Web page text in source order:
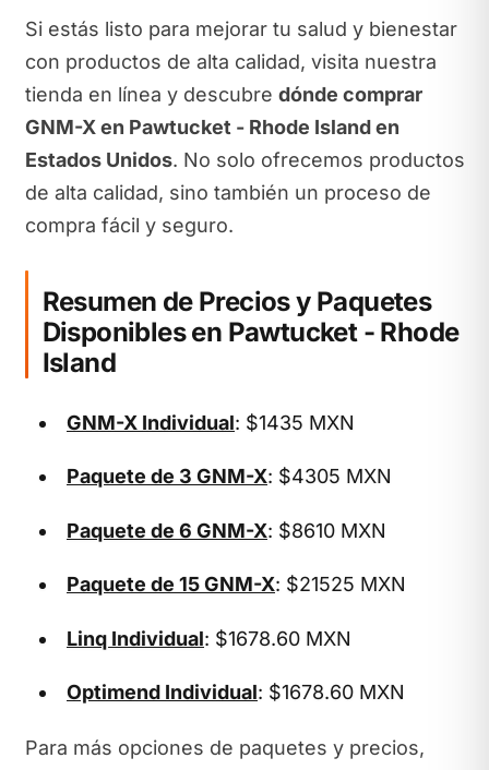
Si estás listo para mejorar tu salud y bienestar
con productos de alta calidad, visita nuestra
tienda en línea y descubre dónde comprar
GNM-X en Pawtucket - Rhode Island en
Estados Unidos. No solo ofrecemos productos
de alta calidad, sino también un proceso de
compra fácil y seguro.
Resumen de Precios y Paquetes
Disponibles en Pawtucket - Rhode
Island
GNM-X Individual: $1435 MXN
Paquete de 3 GNM-X: $4305 MXN
Paquete de 6 GNM-X: $8610 MXN
Paquete de 15 GNM-X: $21525 MXN
Linq Individual: $1678.60 MXN
Optimend Individual: $1678.60 MXN
Para más opciones de paquetes y precios,